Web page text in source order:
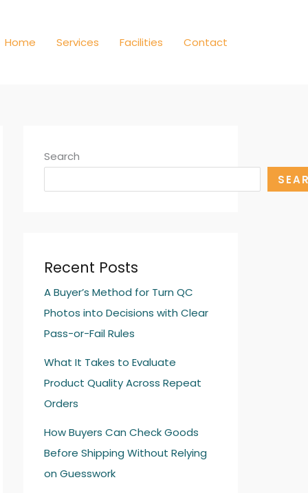
Home Services Facilities Contact
Search
Recent Posts
A Buyer’s Method for Turn QC
Photos into Decisions with Clear
Pass-or-Fail Rules
What It Takes to Evaluate
Product Quality Across Repeat
Orders
How Buyers Can Check Goods
Before Shipping Without Relying
on Guesswork